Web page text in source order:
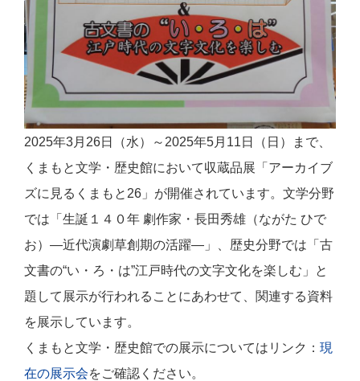
2025年3月26日（水）～2025年5月11日（日）まで、
くまもと文学・歴史館において収蔵品展「アーカイブ
ズに見るくまもと26」が開催されています。文学分野
では「生誕１４０年 劇作家・長田秀雄（ながた ひで
お）―近代演劇草創期の活躍―」、歴史分野では「古
文書の“い・ろ・は”江戸時代の文字文化を楽しむ」と
題して展示が行われることにあわせて、関連する資料
を展示しています。
くまもと文学・歴史館での展示についてはリンク： 現
在の展示会をご確認ください。